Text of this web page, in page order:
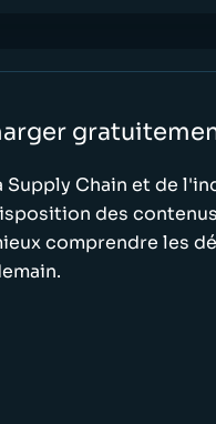
Supply Chain et de
des
comprendre les